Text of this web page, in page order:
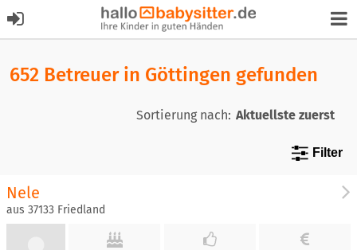
652 Betreuer in Göttingen gefunden
Sortierung nach:
Filter
Nele
aus 37133 Friedland